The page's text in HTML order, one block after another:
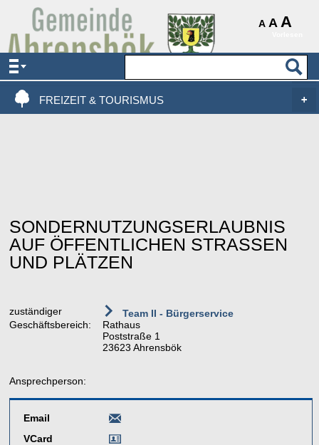
A A A
AKTUELLES & SERVICE
VERWALTUNG & POLITIK
FREIZEIT & TOURISMUS
SONDERNUTZUNGSERLAUBNIS
AUF ÖFFENTLICHEN STRASSEN U
ND PLÄTZEN
zuständiger
Geschäftsbereich:
Team II - Bürgerservice
Rathaus
Poststraße 1
23623 Ahrensbök
Ansprechperson:
Email
VCard